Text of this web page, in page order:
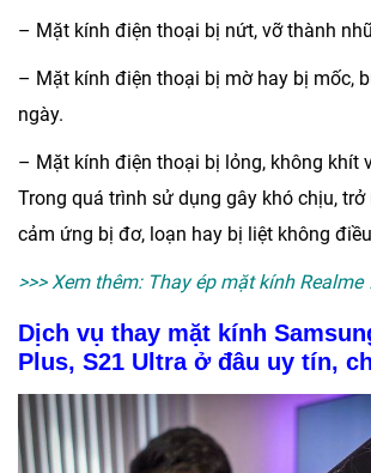
– Mặt kính điện thoại bị nứt, vỡ thành
– Mặt kính điện thoại bị mờ hay bị mốc,
ngày.
– Mặt kính điện thoại bị lỏng, không khít
Trong quá trình sử dụng gây khó chịu,
cảm ứng bị đơ, loạn hay bị liệt không
>>> Xem thêm: Thay ép mặt kính Realme
Dịch vụ thay mặt kính
Plus, S21 Ultra ở đâu uy tín,